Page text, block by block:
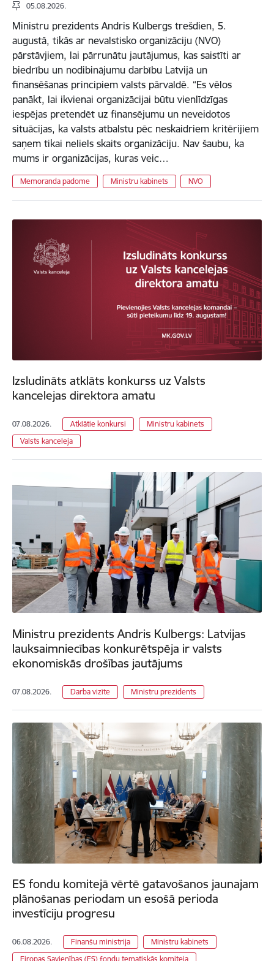
05.08.2026.
Ministru prezidents Andris Kulbergs trešdien, 5.
augustā, tikās ar nevalstisko organizāciju (NVO)
pārstāvjiem, lai pārrunātu jautājumus, kas saistīti ar
biedrību un nodibinājumu darbību Latvijā un
finansēšanas principiem valsts pārvaldē. “Es vēlos
panākt, lai ikvienai organizācijai būtu vienlīdzīgas
iespējas pretendēt uz finansējumu un neveidotos
situācijas, ka valsts atbalstu pēc neskaidriem kritērijiem
saņem tikai neliels skaits organizāciju. Nav šaubu, ka
mums ir organizācijas, kuras veic…
Memoranda padome Ministru kabinets NVO
Izsludināts atklāts konkurss uz Valsts
kancelejas direktora amatu
07.08.2026. Atklātie konkursi
Ministru kabinets
Valsts kanceleja
Ministru prezidents Andris Kulbergs: Latvijas
lauksaimniecības konkurētspēja ir valsts
ekonomiskās drošības jautājums
07.08.2026. Darba vizīte Ministru prezidents
ES fondu komitejā vērtē gatavošanos jaunajam
plānošanas periodam un esošā perioda
investīciju progresu
06.08.2026. Finanšu ministrija
Ministru kabinets
Eiropas Savienības (ES) fondu tematiskās komiteja